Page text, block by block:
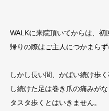
WALKに来院頂いてからは、
帰りの際はご主人につかまらず
しかし長い間、かばい続け歩
し続けた足は巻き爪の痛みが
タスタ歩くとはいきません。